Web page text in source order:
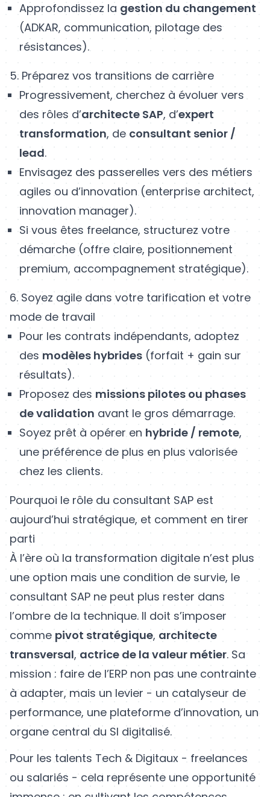
Approfondissez la gestion du changement
(ADKAR, communication, pilotage des
résistances).
5. Préparez vos transitions de carrière
Progressivement, cherchez à évoluer vers
des rôles d’architecte SAP, d’expert
transformation, de consultant senior /
lead.
Envisagez des passerelles vers des métiers
agiles ou d’innovation (enterprise architect,
innovation manager).
Si vous êtes freelance, structurez votre
démarche (offre claire, positionnement
premium, accompagnement stratégique).
6. Soyez agile dans votre tarification et votre
mode de travail
Pour les contrats indépendants, adoptez
des modèles hybrides (forfait + gain sur
résultats).
Proposez des missions pilotes ou phases
de validation avant le gros démarrage.
Soyez prêt à opérer en hybride / remote,
une préférence de plus en plus valorisée
chez les clients.
Pourquoi le rôle du consultant SAP est
aujourd’hui stratégique, et comment en tirer
parti
À l’ère où la transformation digitale n’est plus
une option mais une condition de survie, le
consultant SAP ne peut plus rester dans
l’ombre de la technique. Il doit s’imposer
comme pivot stratégique, architecte
transversal, actrice de la valeur métier. Sa
mission : faire de l’ERP non pas une contrainte
à adapter, mais un levier - un catalyseur de
performance, une plateforme d’innovation, un
organe central du SI digitalisé.
Pour les talents Tech & Digitaux - freelances
ou salariés - cela représente une opportunité